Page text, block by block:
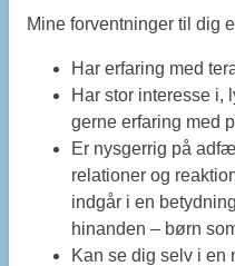
Mine forventninger til dig
Har erfaring med
Har stor interesse i,
gerne erfaring med
Er nysgerrig på
relationer og
indgår i en
hinanden – børn
Kan se dig selv i en